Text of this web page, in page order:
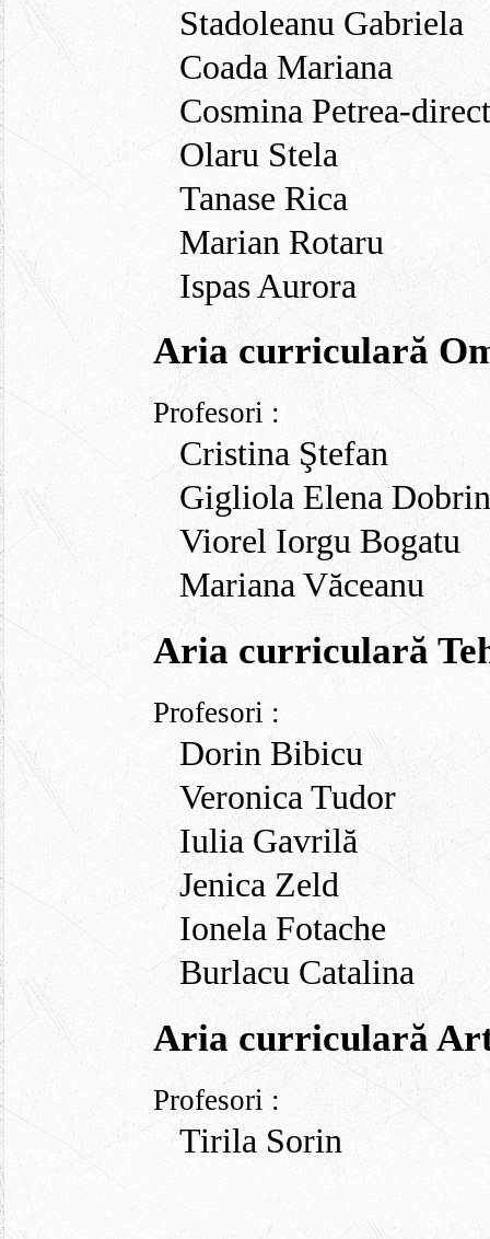
Stadoleanu Gabriela
Coada Mariana
Cosmina Petrea-
Olaru Stela
Tanase Rica
Marian Rotaru
Ispas Aurora
Aria curriculară
Profesori :
Cristina Ştefan
Gigliola Elena Dobrin
Viorel Iorgu Bogatu
Mariana Văceanu
Aria curriculară
Profesori :
Dorin Bibicu
Veronica Tudor
Iulia Gavrilă
Jenica Zeld
Ionela Fotache
Burlacu Catalina
Aria curriculară
Profesori :
Tirila Sorin